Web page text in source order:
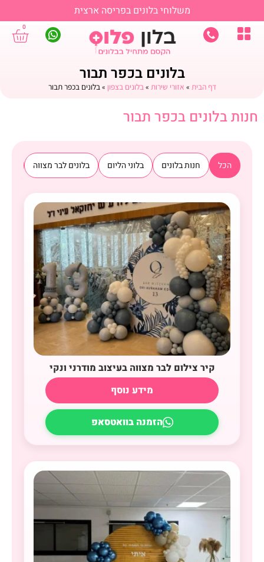
משלוחי בלונים בפריסה ארצית
0
בלונים בכפר תבור
דף הבית » אזורי שירות »בלונים בצפון »בלונים בכפר תבור
חנות בלונים בכפר תבור
הכל חנות בלונים בלוני הליום בלונים לבר מצווה
קיר צילום לבר מצווה בעיצוב מודרני ונקי
מידע נוסף
הזמנה בוואטסאפ